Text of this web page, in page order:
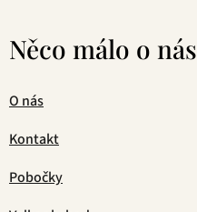
Něco málo o nás
O nás
Kontakt
Pobočky